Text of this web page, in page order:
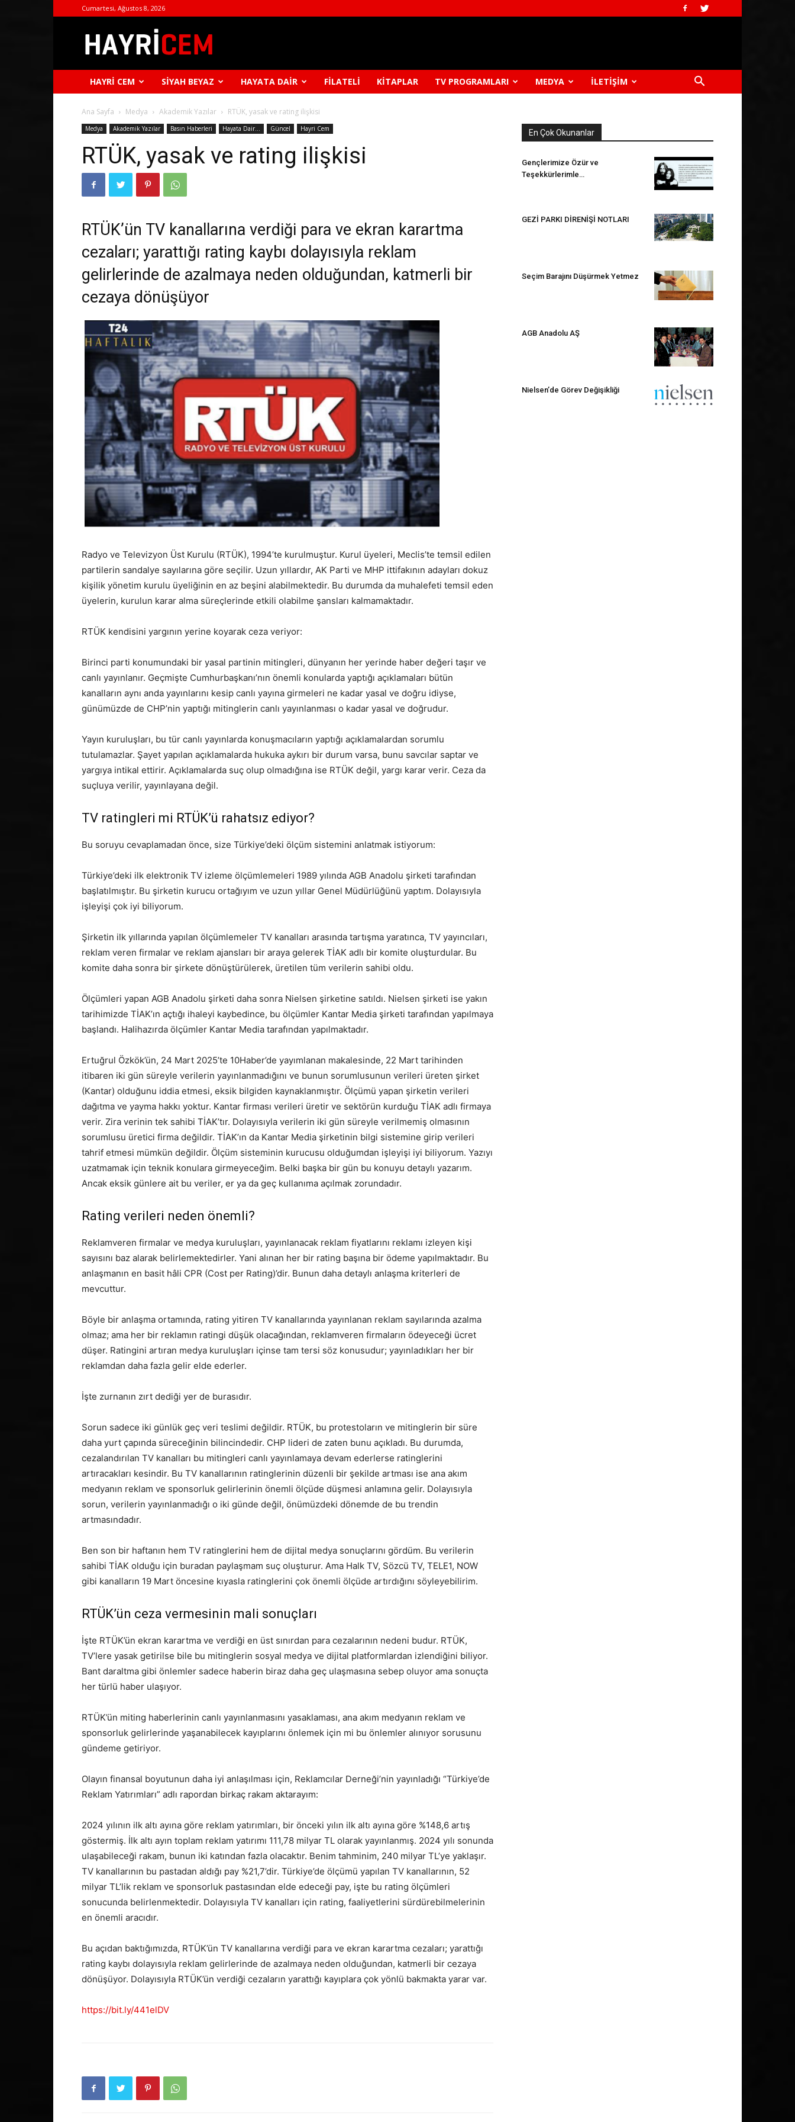
Cumartesi, Ağustos 8, 2026
Cem
HAYRI CEM SIYAH BEYAZ HAYATA DAIR FILATELI KITAPLAR TV PROGRAMLARI MEDYA İLETIŞIM
Ana Sayfa Medya Akademik Yazılar RTÜK, yasak ve rating ilişkisi
Medya Akademik Yazılar Basın Haberleri Hayata Dair... Güncel Hayri Cem
RTÜK, yasak ve rating ilişkisi
RTÜK’ün TV kanallarına verdiği para ve ekran karartma
cezaları; yarattığı rating kaybı dolayısıyla reklam
gelirlerinde de azalmaya neden olduğundan, katmerli bir
cezaya dönüşüyor
Radyo ve Televizyon Üst Kurulu (RTÜK), 1994’te kurulmuştur. Kurul üyeleri, Meclis’te temsil edilen
partilerin sandalye sayılarına göre seçilir. Uzun yıllardır, AK Parti ve MHP ittifakının adayları dokuz
kişilik yönetim kurulu üyeliğinin en az beşini alabilmektedir. Bu durumda da muhalefeti temsil eden
üyelerin, kurulun karar alma süreçlerinde etkili olabilme şansları kalmamaktadır.
RTÜK kendisini yargının yerine koyarak ceza veriyor:
Birinci parti konumundaki bir yasal partinin mitingleri, dünyanın her yerinde haber değeri taşır ve
canlı yayınlanır. Geçmişte Cumhurbaşkanı’nın önemli konularda yaptığı açıklamaları bütün
kanalların aynı anda yayınlarını kesip canlı yayına girmeleri ne kadar yasal ve doğru idiyse,
günümüzde de CHP’nin yaptığı mitinglerin canlı yayınlanması o kadar yasal ve doğrudur.
Yayın kuruluşları, bu tür canlı yayınlarda konuşmacıların yaptığı açıklamalardan sorumlu
tutulamazlar. Şayet yapılan açıklamalarda hukuka aykırı bir durum varsa, bunu savcılar saptar ve
yargıya intikal ettirir. Açıklamalarda suç olup olmadığına ise RTÜK değil, yargı karar verir. Ceza da
suçluya verilir, yayınlayana değil.
TV ratingleri mi RTÜK’ü rahatsız ediyor?
Bu soruyu cevaplamadan önce, size Türkiye’deki ölçüm sistemini anlatmak istiyorum:
Türkiye’deki ilk elektronik TV izleme ölçümlemeleri 1989 yılında AGB Anadolu şirketi tarafından
başlatılmıştır. Bu şirketin kurucu ortağıyım ve uzun yıllar Genel Müdürlüğünü yaptım. Dolayısıyla
işleyişi çok iyi biliyorum.
Şirketin ilk yıllarında yapılan ölçümlemeler TV kanalları arasında tartışma yaratınca, TV yayıncıları,
reklam veren firmalar ve reklam ajansları bir araya gelerek TİAK adlı bir komite oluşturdular. Bu
komite daha sonra bir şirkete dönüştürülerek, üretilen tüm verilerin sahibi oldu.
Ölçümleri yapan AGB Anadolu şirketi daha sonra Nielsen şirketine satıldı. Nielsen şirketi ise yakın
tarihimizde TİAK’ın açtığı ihaleyi kaybedince, bu ölçümler Kantar Media şirketi tarafından yapılmaya
başlandı. Halihazırda ölçümler Kantar Media tarafından yapılmaktadır.
Ertuğrul Özkök’ün, 24 Mart 2025’te 10Haber’de yayımlanan makalesinde, 22 Mart tarihinden
itibaren iki gün süreyle verilerin yayınlanmadığını ve bunun sorumlusunun verileri üreten şirket
(Kantar) olduğunu iddia etmesi, eksik bilgiden kaynaklanmıştır. Ölçümü yapan şirketin verileri
dağıtma ve yayma hakkı yoktur. Kantar firması verileri üretir ve sektörün kurduğu TİAK adlı firmaya
verir. Zira verinin tek sahibi TİAK’tır. Dolayısıyla verilerin iki gün süreyle verilmemiş olmasının
sorumlusu üretici firma değildir. TİAK’ın da Kantar Media şirketinin bilgi sistemine girip verileri
tahrif etmesi mümkün değildir. Ölçüm sisteminin kurucusu olduğumdan işleyişi iyi biliyorum. Yazıyı
uzatmamak için teknik konulara girmeyeceğim. Belki başka bir gün bu konuyu detaylı yazarım.
Ancak eksik günlere ait bu veriler, er ya da geç kullanıma açılmak zorundadır.
Rating verileri neden önemli?
Reklamveren firmalar ve medya kuruluşları, yayınlanacak reklam fiyatlarını reklamı izleyen kişi
sayısını baz alarak belirlemektedirler. Yani alınan her bir rating başına bir ödeme yapılmaktadır. Bu
anlaşmanın en basit hâli CPR (Cost per Rating)’dir. Bunun daha detaylı anlaşma kriterleri de
mevcuttur.
Böyle bir anlaşma ortamında, rating yitiren TV kanallarında yayınlanan reklam sayılarında azalma
olmaz; ama her bir reklamın ratingi düşük olacağından, reklamveren firmaların ödeyeceği ücret
düşer. Ratingini artıran medya kuruluşları içinse tam tersi söz konusudur; yayınladıkları her bir
reklamdan daha fazla gelir elde ederler.
İşte zurnanın zırt dediği yer de burasıdır.
Sorun sadece iki günlük geç veri teslimi değildir. RTÜK, bu protestoların ve mitinglerin bir süre
daha yurt çapında süreceğinin bilincindedir. CHP lideri de zaten bunu açıkladı. Bu durumda,
cezalandırılan TV kanalları bu mitingleri canlı yayınlamaya devam ederlerse ratinglerini
artıracakları kesindir. Bu TV kanallarının ratinglerinin düzenli bir şekilde artması ise ana akım
medyanın reklam ve sponsorluk gelirlerinin önemli ölçüde düşmesi anlamına gelir. Dolayısıyla
sorun, verilerin yayınlanmadığı o iki günde değil, önümüzdeki dönemde de bu trendin
artmasındadır.
Ben son bir haftanın hem TV ratinglerini hem de dijital medya sonuçlarını gördüm. Bu verilerin
sahibi TİAK olduğu için buradan paylaşmam suç oluşturur. Ama Halk TV, Sözcü TV, TELE1, NOW
gibi kanalların 19 Mart öncesine kıyasla ratinglerini çok önemli ölçüde artırdığını söyleyebilirim.
RTÜK’ün ceza vermesinin mali sonuçları
İşte RTÜK’ün ekran karartma ve verdiği en üst sınırdan para cezalarının nedeni budur. RTÜK,
TV’lere yasak getirilse bile bu mitinglerin sosyal medya ve dijital platformlardan izlendiğini biliyor.
Bant daraltma gibi önlemler sadece haberin biraz daha geç ulaşmasına sebep oluyor ama sonuçta
her türlü haber ulaşıyor.
RTÜK’ün miting haberlerinin canlı yayınlanmasını yasaklaması, ana akım medyanın reklam ve
sponsorluk gelirlerinde yaşanabilecek kayıplarını önlemek için mi bu önlemler alınıyor sorusunu
gündeme getiriyor.
Olayın finansal boyutunun daha iyi anlaşılması için, Reklamcılar Derneği’nin yayınladığı “Türkiye’de
Reklam Yatırımları” adlı rapordan birkaç rakam aktarayım:
2024 yılının ilk altı ayına göre reklam yatırımları, bir önceki yılın ilk altı ayına göre %148,6 artış
göstermiş. İlk altı ayın toplam reklam yatırımı 111,78 milyar TL olarak yayınlanmış. 2024 yılı sonunda
ulaşabileceği rakam, bunun iki katından fazla olacaktır. Benim tahminim, 240 milyar TL’ye yaklaşır.
TV kanallarının bu pastadan aldığı pay %21,7’dir. Türkiye’de ölçümü yapılan TV kanallarının, 52
milyar TL’lik reklam ve sponsorluk pastasından elde edeceği pay, işte bu rating ölçümleri
sonucunda belirlenmektedir. Dolayısıyla TV kanalları için rating, faaliyetlerini sürdürebilmelerinin
en önemli aracıdır.
Bu açıdan baktığımızda, RTÜK’ün TV kanallarına verdiği para ve ekran karartma cezaları; yarattığı
rating kaybı dolayısıyla reklam gelirlerinde de azalmaya neden olduğundan, katmerli bir cezaya
dönüşüyor. Dolayısıyla RTÜK’ün verdiği cezaların yarattığı kayıplara çok yönlü bakmakta yarar var.
https://bit.ly/441elDV
En Çok Okunanlar
Gençlerimize Özür ve
Teşekkürlerimle…
GEZİ PARKI DİRENİŞİ NOTLARI
Seçim Barajını Düşürmek Yetmez
AGB Anadolu AŞ
Nielsen’de Görev Değişikliği